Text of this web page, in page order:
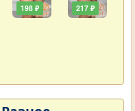
198 ₽ 217 ₽